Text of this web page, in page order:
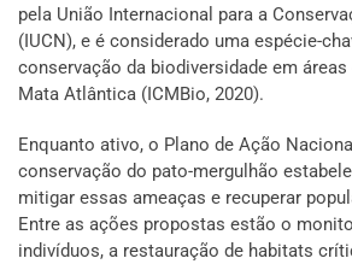
pela União Internacional para a
(IUCN), e é considerado uma espécie-
conservação da biodiversidade em áreas
Mata Atlântica (ICMBio, 2020).
Enquanto ativo, o Plano de Ação
conservação do pato-mergulhão
mitigar essas ameaças e recuperar
Entre as ações propostas estão o
indivíduos, a restauração de habitats